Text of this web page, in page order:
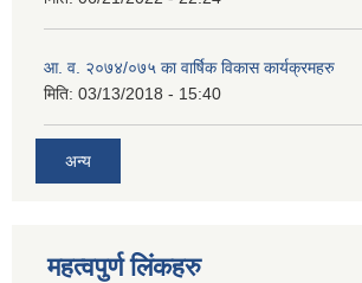
आ. व. २०७४/०७५ का वार्षिक विकास कार्यक्रमहरु
मिति: 03/13/2018 - 15:40
अन्य
महत्वपुर्ण लिंकहरु